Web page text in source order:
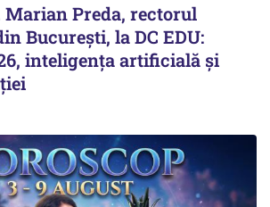
Marian Preda, rectorul
București, la DC EDU:
inteligența artificială și